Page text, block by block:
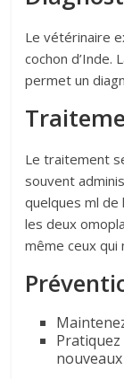
Le vétérinaire
cochon d’Inde.
permet un
Le traitement
souvent
quelques ml
les deux
même ceux qui